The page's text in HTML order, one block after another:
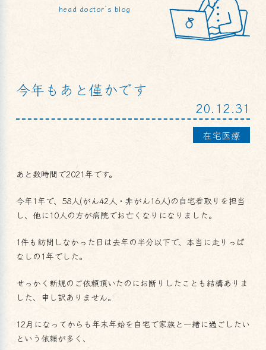
head doctor’s blog
今年もあと僅かです
20.12.31
在宅医療
あと数時間で2021年です。
今年1年で、58人(がん42人・非がん16人)の自宅看取りを担当
し、他に10人の方が病院でお亡くなりになりました。
1件も訪問しなかった日は去年の半分以下で、本当に走りっぱ
なしの1年でした。
せっかく新規のご依頼頂いたのにお断りしたことも結構ありま
した、申し訳ありません。
12月になってからも年末年始を自宅で家族と一緒に過ごしたい
という依頼が多く、